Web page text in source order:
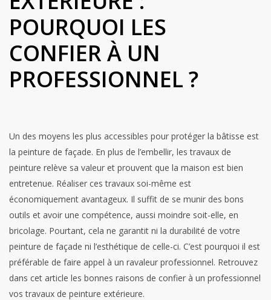
POURQUOI LES
CONFIER À UN
PROFESSIONNEL ?
Un des moyens les plus accessibles pour protéger la bâtisse est
la peinture de façade. En plus de l’embellir, les travaux de
peinture relève sa valeur et prouvent que la maison est bien
entretenue. Réaliser ces travaux soi-même est
économiquement avantageux. Il suffit de se munir des bons
outils et avoir une compétence, aussi moindre soit-elle, en
bricolage. Pourtant, cela ne garantit ni la durabilité de votre
peinture de façade ni l’esthétique de celle-ci. C’est pourquoi il est
préférable de faire appel à un ravaleur professionnel. Retrouvez
dans cet article les bonnes raisons de confier à un professionnel
vos travaux de peinture extérieure.